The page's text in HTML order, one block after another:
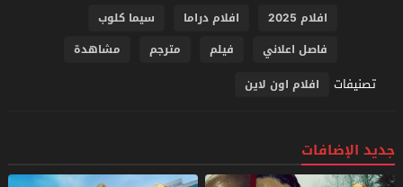
افلام 2025
افلام دراما
سيما كلوب
فاصل اعلاني
فيلم مترجم مشاهدة
تصنيفات افلام اون لاين
جديد الإضافات